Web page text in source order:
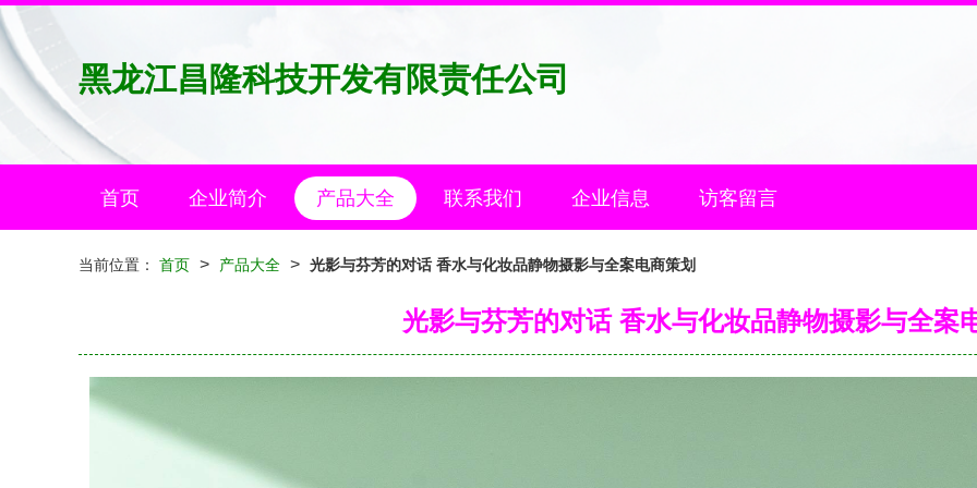
黑龙江昌隆科技开发有限责任公司
首页 企业简介 产品大全 联系我们 企业信息 访客留言
当前位置： 首页 > 产品大全 > 光影与芬芳的对话 香水与化妆品静物摄影与全案电商策划
光影与芬芳的对话 香水与化妆品静物摄影与全案